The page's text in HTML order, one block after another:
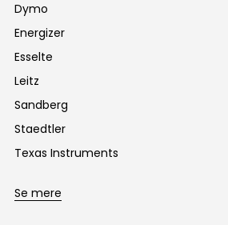
Dymo
Energizer
Esselte
Leitz
Sandberg
Staedtler
Texas Instruments
Se mere